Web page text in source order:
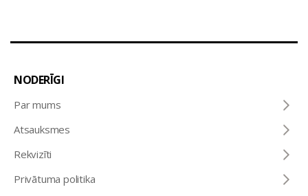
NODERĪGI
Par mums
Atsauksmes
Rekvizīti
Privātuma politika